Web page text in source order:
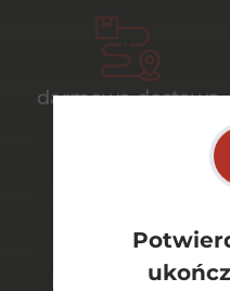
darmowa dostawa
bezpieczne
płatności online